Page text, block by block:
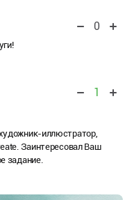
0
1
иллюстратор,
Заинтересовал Ваш
задание.